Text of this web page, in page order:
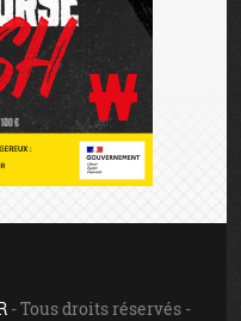
- Tous droits réservés -